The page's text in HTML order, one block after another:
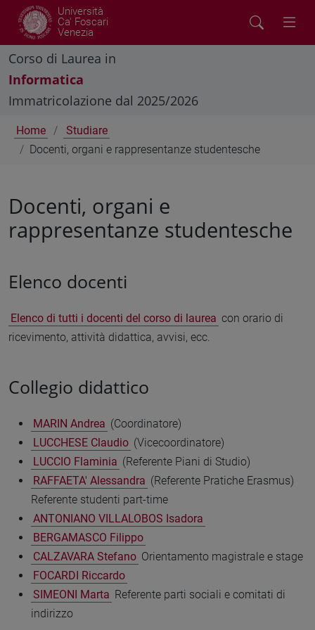
Università
Ca' Foscari
Venezia
Corso di Laurea in
Informatica
Immatricolazione dal 2025/2026
Home
Studiare
Docenti, organi e rappresentanze studentesche
Docenti, organi e
rappresentanze studentesche
Elenco docenti
Elenco di tutti i docenti del corso di laurea con orario di
ricevimento, attività didattica, avvisi, ecc.
Collegio didattico
MARIN Andrea (Coordinatore)
LUCCHESE Claudio (Vicecoordinatore)
LUCCIO Flaminia (Referente Piani di Studio)
RAFFAETA' Alessandra (Referente Pratiche Erasmus)
Referente studenti part-time
ANTONIANO VILLALOBOS Isadora
BERGAMASCO Filippo
CALZAVARA Stefano Orientamento magistrale e stage
FOCARDI Riccardo
SIMEONI Marta Referente parti sociali e comitati di
indirizzo